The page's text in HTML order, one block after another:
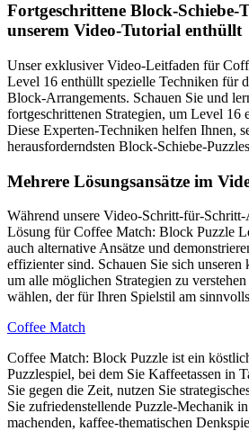
Fortgeschrittene Block-Schiebe-
unserem Video-Tutorial enthüllt
Unser exklusiver Video-Leitfaden für
Level 16 enthüllt spezielle Techniken für
Block-Arrangements. Schauen Sie und
fortgeschrittenen Strategien, um Level 16
Diese Experten-Techniken helfen Ihnen,
herausforderndsten Block-Schiebe-
Mehrere Lösungsansätze im
Während unsere Video-Schritt-für-
Lösung für Coffee Match: Block Puzzle
auch alternative Ansätze und
effizienter sind. Schauen Sie sich unseren
um alle möglichen Strategien zu
wählen, der für Ihren Spielstil am
Coffee Match
Coffee Match: Block Puzzle ist ein
Puzzlespiel, bei dem Sie Kaffeetassen in
Sie gegen die Zeit, nutzen Sie
Sie zufriedenstellende Puzzle-Mechanik
machenden, kaffee-thematischen